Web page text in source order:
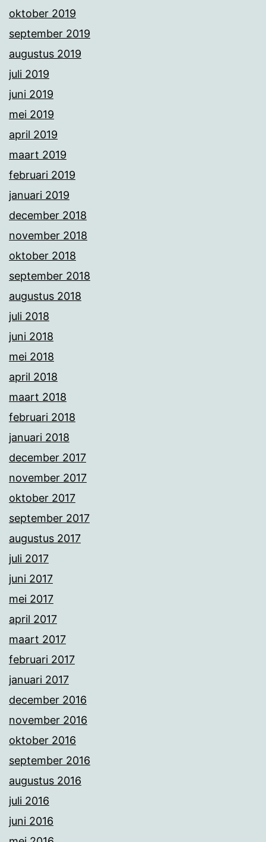
oktober 2019
september 2019
augustus 2019
juli 2019
juni 2019
mei 2019
april 2019
maart 2019
februari 2019
januari 2019
december 2018
november 2018
oktober 2018
september 2018
augustus 2018
juli 2018
juni 2018
mei 2018
april 2018
maart 2018
februari 2018
januari 2018
december 2017
november 2017
oktober 2017
september 2017
augustus 2017
juli 2017
juni 2017
mei 2017
april 2017
maart 2017
februari 2017
januari 2017
december 2016
november 2016
oktober 2016
september 2016
augustus 2016
juli 2016
juni 2016